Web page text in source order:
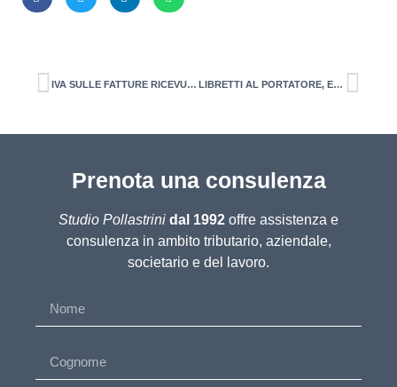
IVA SULLE FATTURE RICEVUTE LIBRETTI AL PORTATORE, ESTINZIONE OBBLIGATORIA ENTRO LA FINE DELL’ANNO
Prenota una consulenza
Studio Pollastrini dal 1992 offre assistenza e
consulenza in ambito tributario, aziendale,
societario e del lavoro.